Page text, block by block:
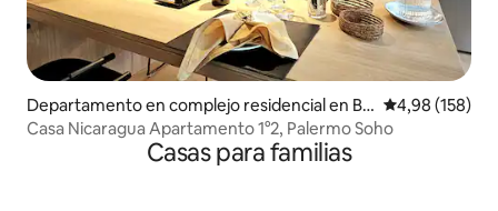
Departamento en complejo residencial en Bu
enos Aires
Calificación
4,98 (158)
Casa Nicaragua Apartamento 1°2, Palermo Soho
Casas para familias